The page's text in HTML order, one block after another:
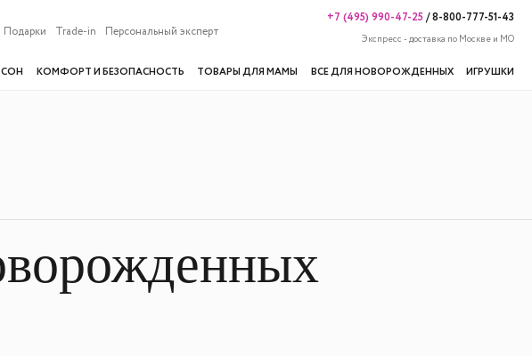
Подарки Trade-in Персональный эксперт
+7 (495) 990-47-25/8-800-777-51-43
Экспресс - доставка по Москве и МО
КОМФОРТ И БЕЗОПАСНОСТЬ ТОВАРЫ ДЛЯ МАМЫ ВСЕ ДЛЯ НОВОРОЖДЕННЫХ ИГРУШКИ